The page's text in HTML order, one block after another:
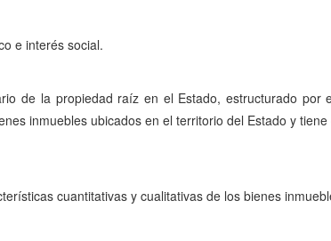
e interés social.
de la propiedad raíz en el Estado, estructurado
inmuebles ubicados en el territorio del Estado y
cuantitativas y cualitativas de los bienes